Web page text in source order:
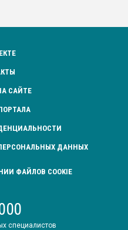
САЙТЕ
ДАННЫХ
ФАЙЛОВ COOKIE
специалистов